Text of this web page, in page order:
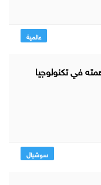
عالمية
في تكنولوجيا
سوشيال